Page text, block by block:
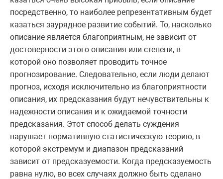
посредственно, то наиболее репрезентативным будет
казаться заурядное развитие событий. То, насколько
описание является благоприятным, не зависит от
достоверности этого описания или степени, в
которой оно позволяет проводить точное
прогнозирование. Следовательно, если люди делают
прогноз, исходя исключительно из благоприятности
описания, их предсказания будут нечувствительны к
надежности описания и к ожидаемой точности
предсказания. Этот способ делать суждения
нарушает нормативную статистическую теорию, в
которой экстремум и диапазон предсказаний
зависит от предсказуемости. Когда предсказуемость
равна нулю, во всех случаях должно быть сделано